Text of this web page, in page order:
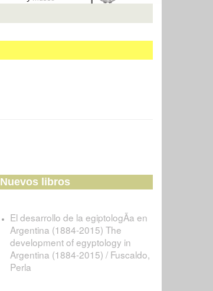
Nuevos libros
El desarrollo de la egiptologÃ­a en
Argentina (1884-2015) The
development of egyptology in
Argentina (1884-2015) / Fuscaldo,
Perla